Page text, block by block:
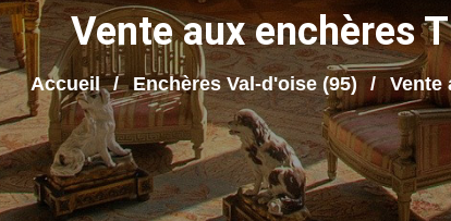
Vente aux enchères
Accueil Enchères Val-d'oise (95) Vente